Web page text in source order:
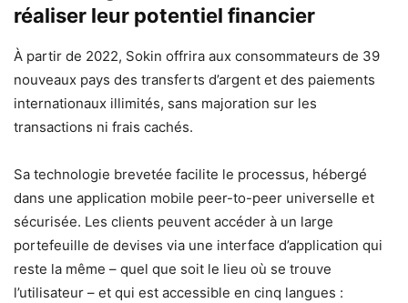
réaliser leur potentiel financier
À partir de 2022, Sokin offrira aux consommateurs de 39
nouveaux pays des transferts d’argent et des paiements
internationaux illimités, sans majoration sur les
transactions ni frais cachés.
Sa technologie brevetée facilite le processus, hébergé
dans une application mobile peer-to-peer universelle et
sécurisée. Les clients peuvent accéder à un large
portefeuille de devises via une interface d’application qui
reste la même – quel que soit le lieu où se trouve
l’utilisateur – et qui est accessible en cinq langues :